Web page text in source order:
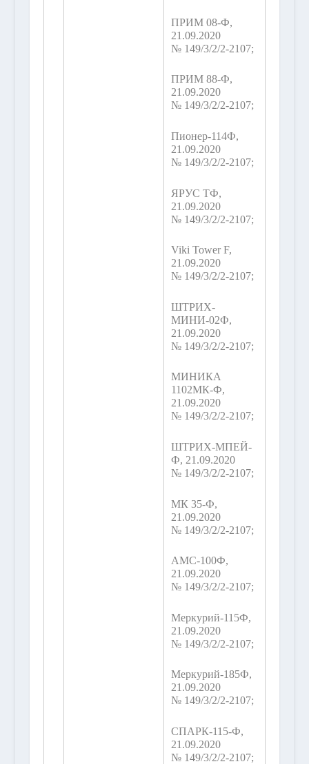
ПРИМ 08-Ф,
21.09.2020
№ 149/3/2/2-2107;
ПРИМ 88-Ф,
21.09.2020
№ 149/3/2/2-2107;
Пионер-114Ф,
21.09.2020
№ 149/3/2/2-2107;
ЯРУС ТФ,
21.09.2020
№ 149/3/2/2-2107;
Viki Tower F,
21.09.2020
№ 149/3/2/2-2107;
ШТРИХ-
МИНИ-02Ф,
21.09.2020
№ 149/3/2/2-2107;
МИНИКА
1102МК-Ф,
21.09.2020
№ 149/3/2/2-2107;
ШТРИХ-МПЕЙ-
Ф, 21.09.2020
№ 149/3/2/2-2107;
МК 35-Ф,
21.09.2020
№ 149/3/2/2-2107;
АМС-100Ф,
21.09.2020
№ 149/3/2/2-2107;
Меркурий-115Ф,
21.09.2020
№ 149/3/2/2-2107;
Меркурий-185Ф,
21.09.2020
№ 149/3/2/2-2107;
СПАРК-115-Ф,
21.09.2020
№ 149/3/2/2-2107;